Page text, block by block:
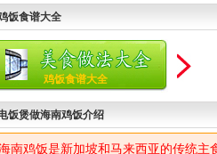
饭食谱大全
鸡饭食谱大全
饭煲做海南鸡饭介绍
南鸡饭是新加坡和马来西亚的传统主